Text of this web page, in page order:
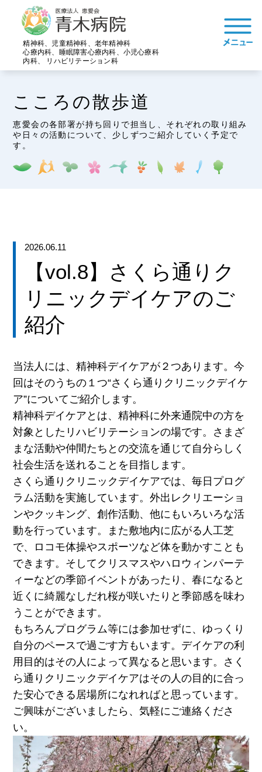
精神科、児童精神科、老年精神科
心療内科、睡眠障害心療内科、小児心療科
内科、 リハビリテーション科
こころの散歩道
恵愛会の各部署が持ち回りで担当し、それぞれの取り組み
や日々の活動について、少しずつご紹介していく予定で
す。
2026.06.11
【vol.8】さくら通りク
リニックデイケアのご
紹介
当法人には、精神科デイケアが２つあります。今
回はそのうちの１つ“さくら通りクリニックデイケ
ア”についてご紹介します。
精神科デイケアとは、精神科に外来通院中の方を
対象としたリハビリテーションの場です。さまざ
まな活動や仲間たちとの交流を通じて自分らしく
社会生活を送れることを目指します。
さくら通りクリニックデイケアでは、毎日プログ
ラム活動を実施しています。外出レクリエーショ
ンやクッキング、創作活動、他にもいろいろな活
動を行っています。また敷地内に広がる人工芝
で、ロコモ体操やスポーツなど体を動かすことも
できます。そしてクリスマスやハロウィンパーテ
ィーなどの季節イベントがあったり、春になると
近くに綺麗なしだれ桜が咲いたりと季節感を味わ
うことができます。
もちろんプログラム等には参加せずに、ゆっくり
自分のペースで過ごす方もいます。デイケアの利
用目的はその人によって異なると思います。さく
ら通りクリニックデイケアはその人の目的に合っ
た安心できる居場所になれればと思っています。
ご興味がございましたら、気軽にご連絡くださ
い。